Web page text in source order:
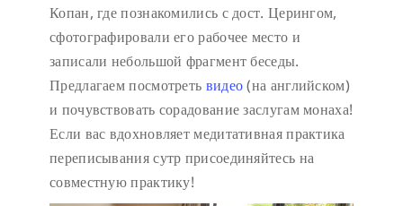
Копан, где познакомились с дост. Церингом,
сфотографировали его рабочее место и
записали небольшой фрагмент беседы.
Предлагаем посмотреть видео(на английском)
и почувствовать сорадование заслугам монаха!
Если вас вдохновляет медитативная практика
переписывания сутр присоединяйтесь на
совместную практику!